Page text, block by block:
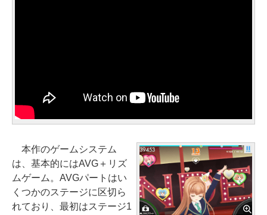
本作のゲームシステム
は、基本的にはAVG＋リズ
ムゲーム。AVGパートはい
くつかのステージに区切ら
れており、最初はステージ1